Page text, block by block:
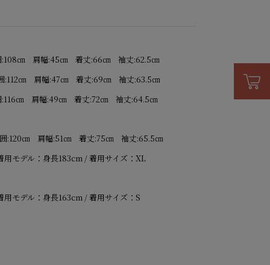
㎝ 肩幅:45㎝ 着丈:66㎝ 袖丈:62.5㎝
㎝ 肩幅:47㎝ 着丈:69㎝ 袖丈:63.5㎝
㎝ 肩幅:49㎝ 着丈:72㎝ 袖丈:64.5㎝
:120㎝ 肩幅:51㎝ 着丈:75㎝ 袖丈:65.5㎝
用モデル：身長183cm / 着用サイズ：XL
用モデル：身長163cm / 着用サイズ：S